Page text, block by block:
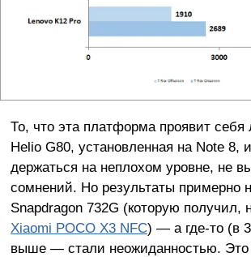
То, что эта платформа проявит
Helio G80, установленная на Note 8,
держаться на неплохом уровне, не
сомнений. Но результаты примерно
Snapdragon 732G (которую получил,
Xiaomi POCO X3 NFC) — а где-то (в
выше — стали неожиданностью. Это